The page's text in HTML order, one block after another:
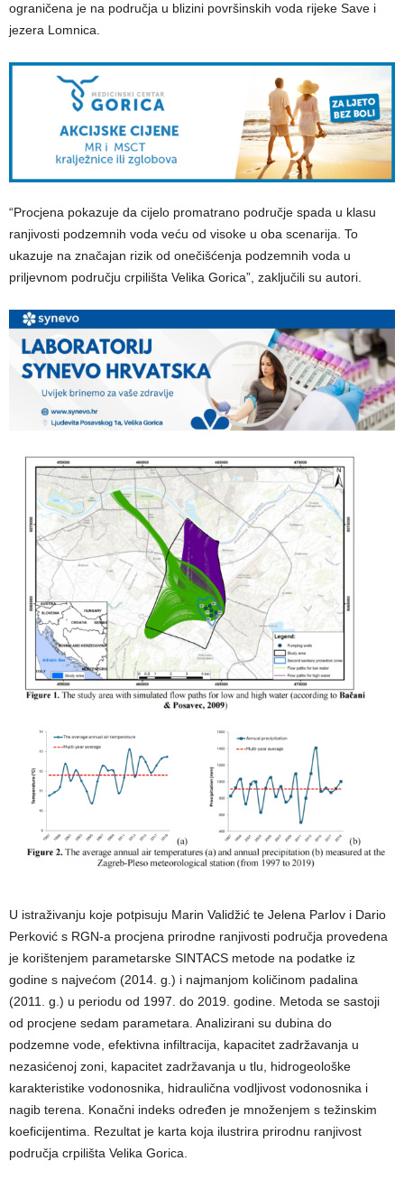
ograničena je na područja u blizini površinskih voda rijeke Save i
jezera Lomnica.
“Procjena pokazuje da cijelo promatrano područje spada u klasu
ranjivosti podzemnih voda veću od visoke u oba scenarija. To
ukazuje na značajan rizik od onečišćenja podzemnih voda u
priljevnom području crpilišta Velika Gorica”, zaključili su autori.
U istraživanju koje potpisuju Marin Validžić te Jelena Parlov i Dario
Perković s RGN-a procjena prirodne ranjivosti područja provedena
je korištenjem parametarske SINTACS metode na podatke iz
godine s najvećom (2014. g.) i najmanjom količinom padalina
(2011. g.) u periodu od 1997. do 2019. godine. Metoda se sastoji
od procjene sedam parametara. Analizirani su dubina do
podzemne vode, efektivna infiltracija, kapacitet zadržavanja u
nezasićenoj zoni, kapacitet zadržavanja u tlu, hidrogeološke
karakteristike vodonosnika, hidraulična vodljivost vodonosnika i
nagib terena. Konačni indeks određen je množenjem s težinskim
koeficijentima. Rezultat je karta koja ilustrira prirodnu ranjivost
područja crpilišta Velika Gorica.